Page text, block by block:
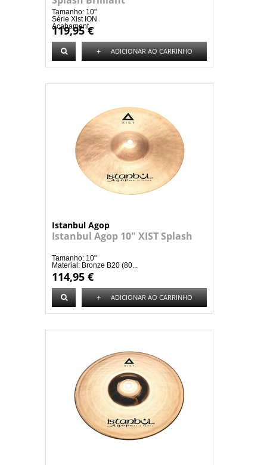
Tamanho: 10"
Série Xist ION
Acabament...
119,95 €
+ ADICIONAR AO CARRINHO
Istanbul Agop
Istanbul Agop 10" XIST Splash
Tamanho: 10"
Material: Bronze B20 (80...
114,95 €
+ ADICIONAR AO CARRINHO